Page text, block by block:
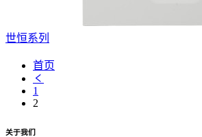
世恒系列
首页
1
2
关于我们